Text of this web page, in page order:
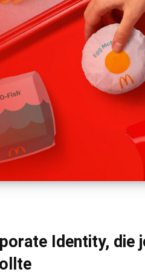
Identity, die